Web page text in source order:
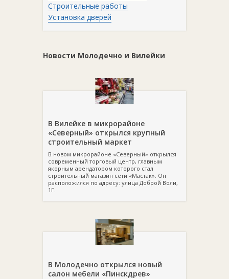
Строительные работы
Установка дверей
Новости Молодечно и Вилейки
В Вилейке в микрорайоне
«Северный» открылся крупный
строительный маркет
В новом микрорайоне «Северный» открылся
современный торговый центр, главным
якорным арендатором которого стал
строительный магазин сети «Мастак». Он
расположился по адресу: улица Доброй Воли,
1Г.
В Молодечно открылся новый
салон мебели «Пинскдрев»